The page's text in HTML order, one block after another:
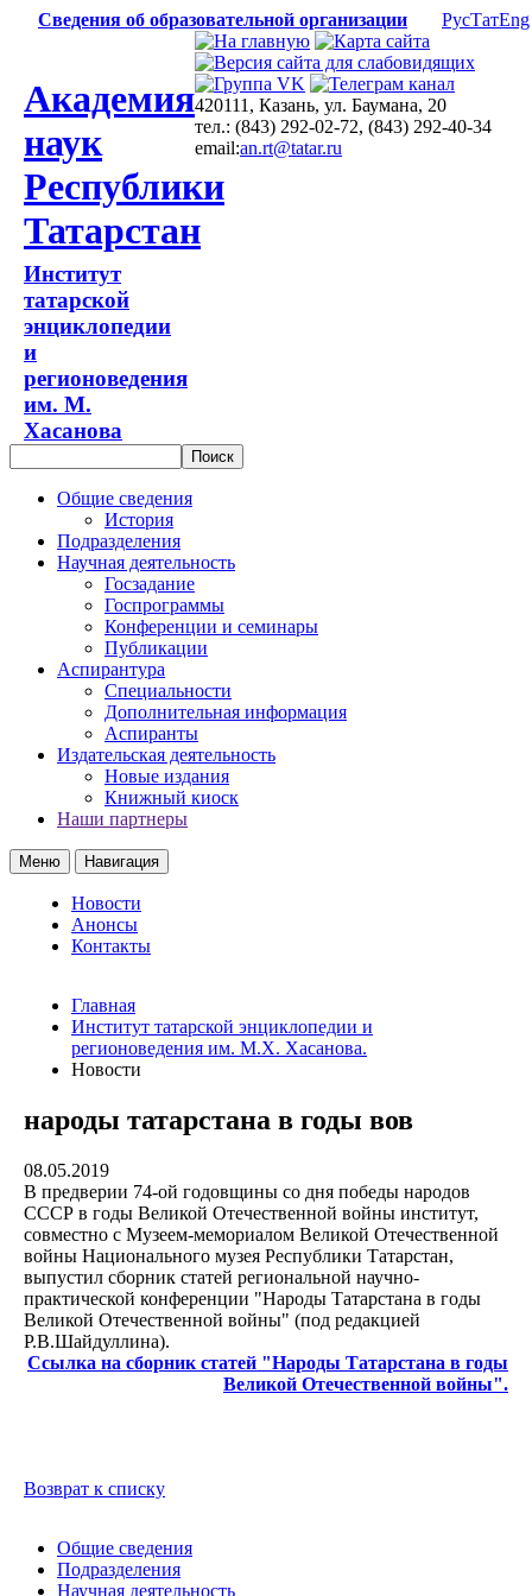
Сведения об образовательной организации РусТатEng
Академия
наук
Республики
Татарстан
Институт
татарской
энциклопедии
и
регионоведения
им. М.
Хасанова
420111, Казань, ул. Баумана, 20
тел.: (843) 292-02-72, (843) 292-40-34
email:an.rt@tatar.ru
Общие сведения
История
Подразделения
Научная деятельность
Госзадание
Госпрограммы
Конференции и семинары
Публикации
Аспирантура
Специальности
Дополнительная информация
Аспиранты
Издательская деятельность
Новые издания
Книжный киоск
Наши партнеры
Меню Навигация
Новости
Анонсы
Контакты
Главная
Институт татарской энциклопедии и
регионоведения им. М.Х. Хасанова.
Новости
народы татарстана в годы вов
08.05.2019
В предверии 74-ой годовщины со дня победы народов
СССР в годы Великой Отечественной войны институт,
совместно с Музеем-мемориалом Великой Отечественной
войны Национального музея Республики Татарстан,
выпустил сборник статей региональной научно-
практической конференции "Народы Татарстана в годы
Великой Отечественной войны" (под редакцией
Р.В.Шайдуллина).
Ссылка на сборник статей "Народы Татарстана в годы
Великой Отечественной войны".
Возврат к списку
Общие сведения
Подразделения
Научная деятельность